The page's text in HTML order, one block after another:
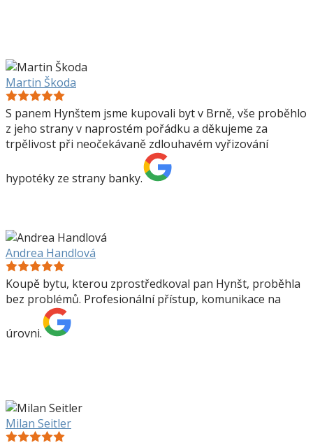
Martin Škoda
S panem Hynštem jsme kupovali byt v Brně, vše proběhlo
z jeho strany v naprostém pořádku a děkujeme za
trpělivost při neočekávaně zdlouhavém vyřizování
hypotéky ze strany banky.
Andrea Handlová
Koupě bytu, kterou zprostředkoval pan Hynšt, proběhla
bez problémů. Profesionální přístup, komunikace na
úrovni.
Milan Seitler